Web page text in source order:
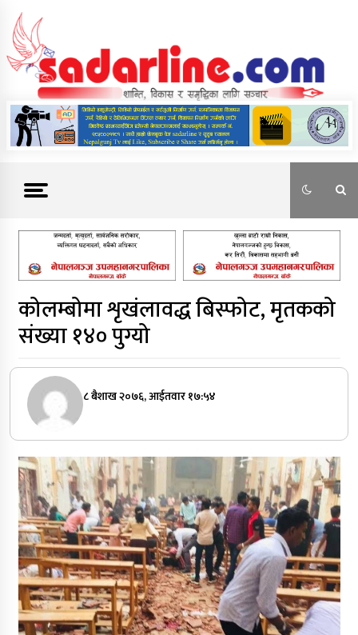
content
News For Nepal
कोलम्बोमा शृखंलावद्ध बिस्फोट, मृतकको
संख्या १४० पुग्यो
८ बैशाख २०७६, आईतवार १७:५४